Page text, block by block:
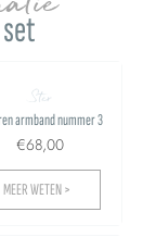
Ster
armband nummer 3
€68,00
MEER WETEN >